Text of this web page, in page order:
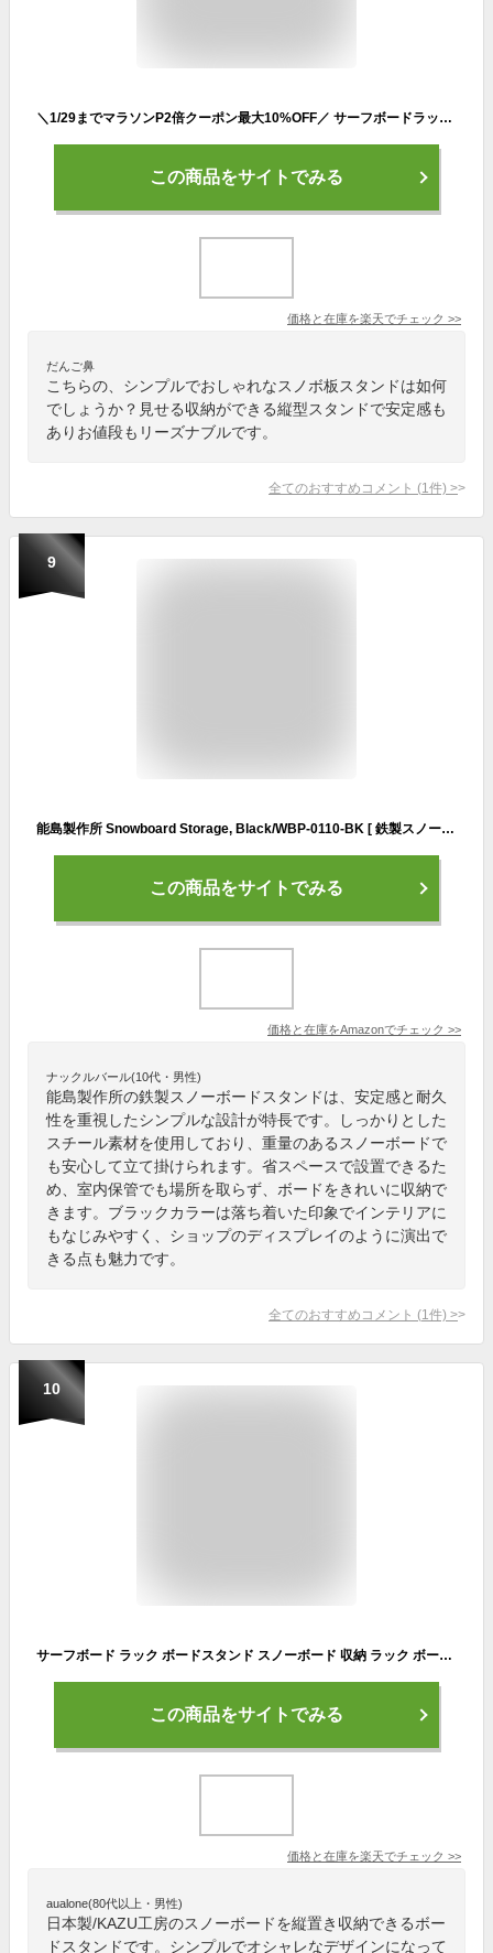
＼1/29までマラソンP2倍クーポン最大10%OFF／ サーフボードラック ホビーラック サーフボード 収納 縦置き サーフボードスタンド ショートボードスタンド ショートボードラック タテ型スタンド ラック CAP キャップ
この商品をサイトでみる
価格と在庫を楽天でチェック >>
だんご鼻
こちらの、シンプルでおしゃれなスノボ板スタンドは如何
でしょうか？見せる収納ができる縦型スタンドで安定感も
ありお値段もリーズナブルです。
全てのおすすめコメント (1 件) >
9
能島製作所 Snowboard Storage, Black/WBP-0110-BK [ 鉄製スノーボードスタンド ]
この商品をサイトでみる
価格と在庫をAmazonでチェック >>
ナックルバール(10代・男性)
能島製作所の鉄製スノーボードスタンドは、安定感と耐久
性を重視したシンプルな設計が特長です。しっかりとした
スチール素材を使用しており、重量のあるスノーボードで
も安心して立て掛けられます。省スペースで設置できるた
め、室内保管でも場所を取らず、ボードをきれいに収納で
きます。ブラックカラーは落ち着いた印象でインテリアに
もなじみやすく、ショップのディスプレイのように演出で
きる点も魅力です。
全てのおすすめコメント (1 件) >
10
サーフボード ラック ボードスタンド スノーボード 収納 ラック ボードラック 無塗装 ニス仕上げ KAZU工房 木製 4本 縦置き サーフィンボード スノーボード スノボースタンド 2本 3本 5本 日本製 収納ラック
この商品をサイトでみる
価格と在庫を楽天でチェック >>
aualone(80代以上・男性)
日本製/KAZU工房のスノーボードを縦置き収納できるボー
ドスタンドです。シンプルでオシャレなデザインになって